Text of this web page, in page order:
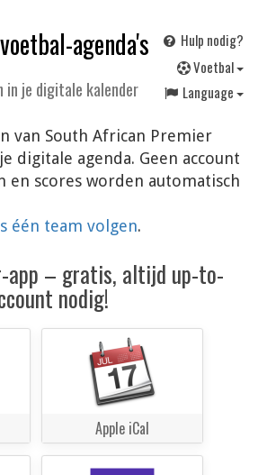
agenda's
in je digitale kalender
Hulp nodig?
Voetbal
Language
van South African Premier
digitale agenda. Geen account
en scores worden automatisch
één team volgen.
app – gratis, altijd up-to-
nodig!
Apple iCal